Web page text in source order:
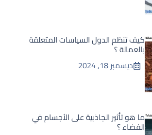
كيف تنظم الدول السياسات المتعلقة
بالعمالة ؟
ديسمبر 18, 2024
ما هو تأثير الجاذبية على الأجسام في
الفضاء ؟